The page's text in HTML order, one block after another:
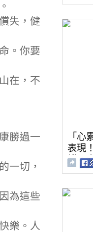
失，健
。你要
在，不
勝過一
一切，
為這些
樂。人
「心
表現
縱，